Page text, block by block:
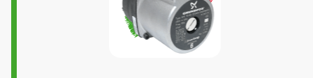
Максимальный расход природного газа